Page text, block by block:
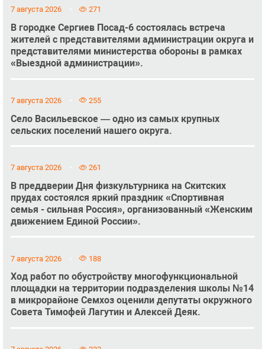
7 августа 2026 271
В городке Сергиев Посад-6 состоялась встреча
жителей с представителями администрации округа и
представителями министерства обороны в рамках
«Выездной администрации».
7 августа 2026 255
Село Васильевское — одно из самых крупных
сельских поселений нашего округа.
7 августа 2026 261
В преддверии Дня физкультурника на Скитских
прудах состоялся яркий праздник «Спортивная
семья - сильная Россия», организованный «Женским
движением Единой России».
7 августа 2026 188
Ход работ по обустройству многофункциональной
площадки на территории подразделения школы №14
в микрорайоне Семхоз оценили депутаты окружного
Совета Тимофей Лагутин и Алексей Деяк.